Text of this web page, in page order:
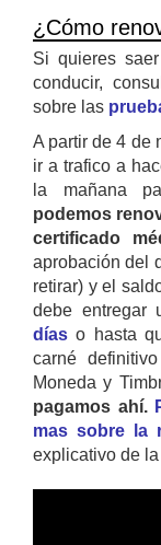
¿Cómo
Si quieres
conducir,
sobre las
A partir de 4 de
ir a trafico a
la mañana
podemos
certificado
aprobación del
retirar) y el
debe entregar
días o hasta
carné
Moneda y
pagamos ahí.
mas sobre la
explicativo de